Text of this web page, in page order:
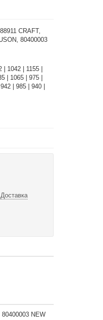
CRAFT,
80400003
1042 | 1155 |
| 1065 | 975 |
| 985 | 940 |
Доставка
NEW